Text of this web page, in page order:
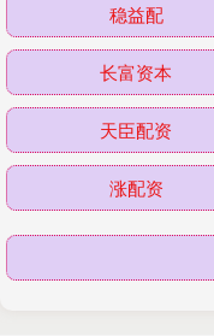
稳益配
长富资本
天臣配资
涨配资